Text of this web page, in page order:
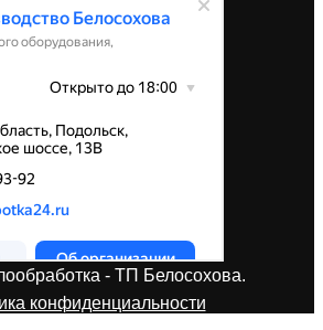
- ТП Белосохова.
конфиденциальности